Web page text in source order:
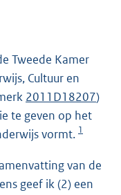
Tweede Kamer
Cultuur en
2011D18207)
te geven op het
vormt. 1
van de
geef ik (2) een